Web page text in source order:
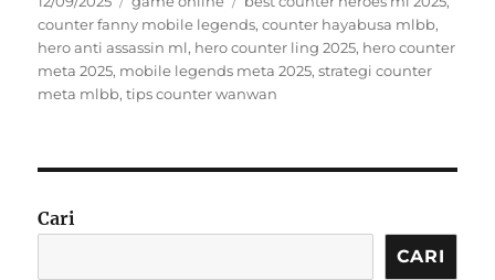
on
counter fanny mobile legends,counter hayabusa mlbb,
hero anti assassin ml, hero counter ling 2025, hero counter
meta 2025, mobile legends meta 2025,strategi counter
meta mlbb,tips counter wanwan
Cari
CARI